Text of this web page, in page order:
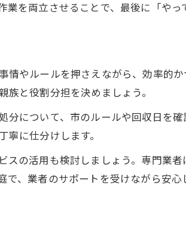
を両立させることで、最後に「やっ
やルールを押さえながら、効率的
と役割分担を決めましょう。
について、市のルールや回収日を
に仕分けします。
の活用も検討しましょう。専門業
、業者のサポートを受けながら安